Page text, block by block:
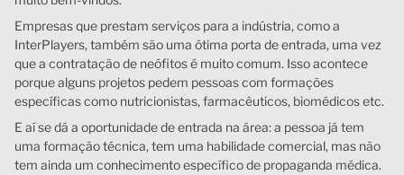
Empresas que prestam serviços para a indústria, como a
InterPlayers, também são uma ótima porta de entrada, uma vez
que a contratação de neófitos é muito comum. Isso acontece
porque alguns projetos pedem pessoas com formações
específicas como nutricionistas, farmacêuticos, biomédicos etc.
E aí se dá a oportunidade de entrada na área: a pessoa já tem
uma formação técnica, tem uma habilidade comercial, mas não
tem ainda um conhecimento específico de propaganda médica.